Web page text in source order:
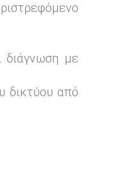
διάγνωση με
δικτύου από